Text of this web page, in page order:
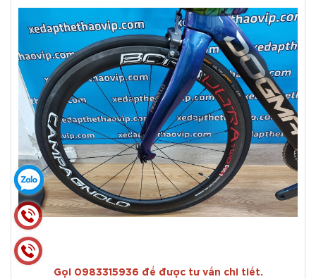
Gọi 0983315936 để được tư vấn chi tiết.